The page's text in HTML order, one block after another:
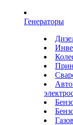
Генераторы